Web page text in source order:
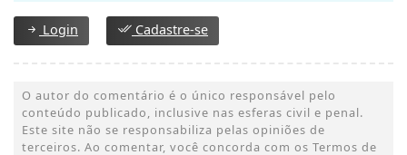
Login Cadastre-se
O autor do comentário é o único responsável pelo
conteúdo publicado, inclusive nas esferas civil e penal.
Este site não se responsabiliza pelas opiniões de
terceiros. Ao comentar, você concorda com os Termos de